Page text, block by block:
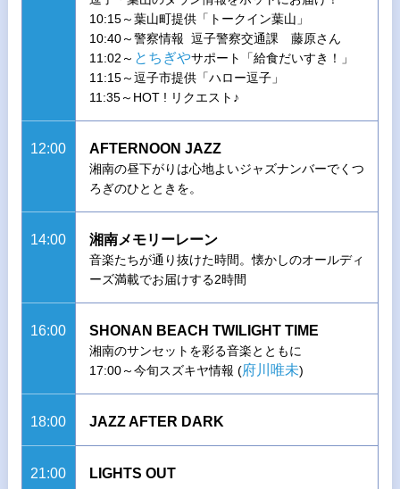
10:15～葉山町提供「トークイン葉山」
10:40～警察情報 逗子警察交通課 藤原さん
11:02～ とちぎやサポート「給食だいすき！」
11:15～逗子市提供「ハロー逗子」
11:35～HOT ! リクエスト♪
12:00 AFTERNOON JAZZ
湘南の昼下がりは心地よいジャズナンバーでくつ
ろぎのひとときを。
14:00 湘南メモリーレーン
音楽たちが通り抜けた時間。懐かしのオールディ
ーズ満載でお届けする2時間
16:00 SHONAN BEACH TWILIGHT TIME
湘南のサンセットを彩る音楽とともに
17:00～今旬スズキヤ情報 (府川唯未)
18:00 JAZZ AFTER DARK
21:00 LIGHTS OUT